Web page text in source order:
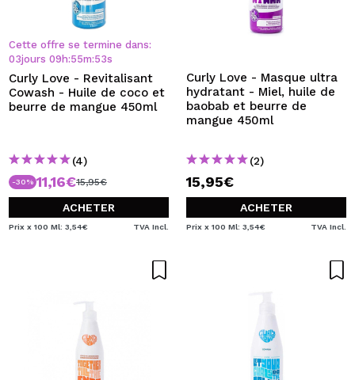
JE VEUX M'INSCRIRE
En créant un compte sur Maquibeauty.fr vous pourrez
effectuer vos achats rapidement, vérifier l'état de vos
commandes et consulter vos opérations précédentes.
Cette offre se termine dans:
03jours 09 h:55m:53s
Curly Love - Revitalisant
Cowash - Huile de coco et
beurre de mangue 450ml
(4)
-30% 11,16€15,95€
ACHETER
Prix x 100 Ml: 3,54€ TVA Incl.
Curly Love - Masque ultra
hydratant - Miel, huile de
baobab et beurre de
mangue 450ml
(2)
15,95€
ACHETER
Prix x 100 Ml: 3,54€ TVA Incl.